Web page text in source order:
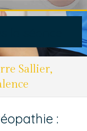
Sallier,
: